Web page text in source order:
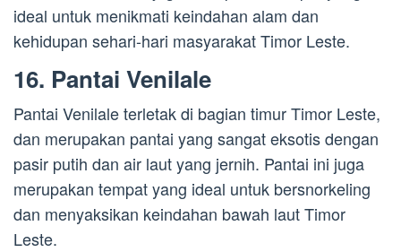
ideal untuk menikmati keindahan alam dan
kehidupan sehari-hari masyarakat Timor Leste.
16. Pantai Venilale
Pantai Venilale terletak di bagian timur Timor Leste,
dan merupakan pantai yang sangat eksotis dengan
pasir putih dan air laut yang jernih. Pantai ini juga
merupakan tempat yang ideal untuk bersnorkeling
dan menyaksikan keindahan bawah laut Timor
Leste.